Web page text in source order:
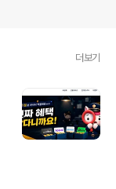
더보기